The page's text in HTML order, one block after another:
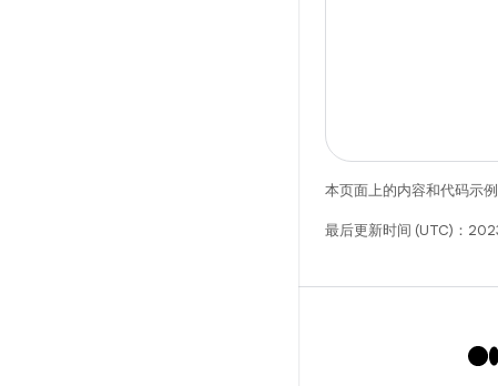
本页面上的内容和代码示
最后更新时间 (UTC)：